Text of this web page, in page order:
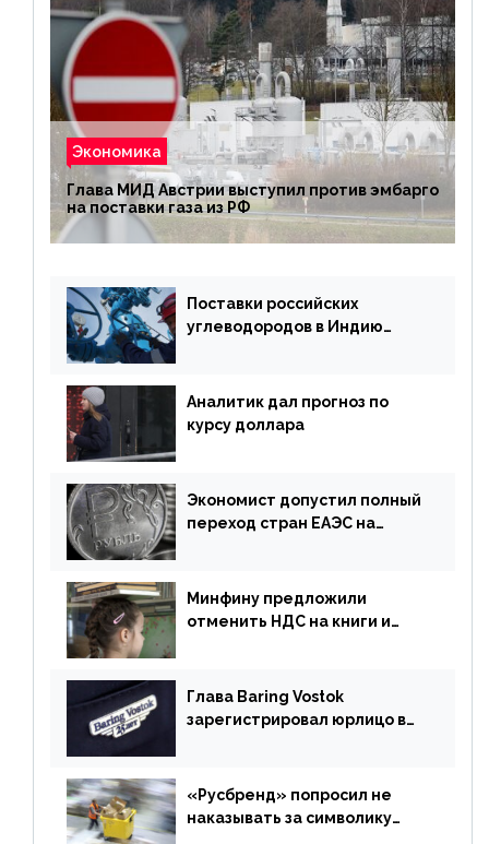
Экономика
Глава МИД Австрии выступил против эмбарго
на поставки газа из РФ
Поставки российских
углеводородов в Индию
Аналитик дал прогноз по
курсу доллара
Экономист допустил полный
переход стран ЕАЭС на
Минфину предложили
отменить НДС на книги и
Глава Baring Vostok
зарегистрировал юрлицо в
«Русбренд» попросил не
наказывать за символику